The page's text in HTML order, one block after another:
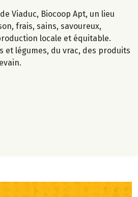
Viaduc, Biocoop Apt, un lieu
frais, sains, savoureux,
locale et équitable.
et légumes, du vrac, des produits